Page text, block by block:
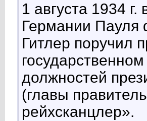
1 августа 1934
Германии Пауля
Гитлер поручил
должностей
(главы
рейхсканцлер».